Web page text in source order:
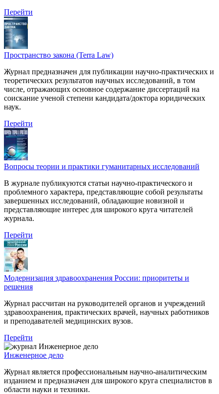
Перейти
Пространство закона (Terra Law)
Журнал предназначен для публикации научно-практических и
теоретических результатов научных исследований, в том
числе, отражающих основное содержание диссертаций на
соискание ученой степени кандидата/доктора юридических
наук.
Перейти
Вопросы теории и практики гуманитарных исследований
В журнале публикуются статьи научно-практического и
проблемного характера, представляющие собой результаты
завершенных исследований, обладающие новизной и
представляющие интерес для широкого круга читателей
журнала.
Перейти
Модернизация здравоохранения России: приоритеты и
решения
Журнал рассчитан на руководителей органов и учреждений
здравоохранения, практических врачей, научных работников
и преподавателей медицинских вузов.
Перейти
Инженерное дело
Журнал является профессиональным научно-аналитическим
изданием и предназначен для широкого круга специалистов в
области науки и техники.